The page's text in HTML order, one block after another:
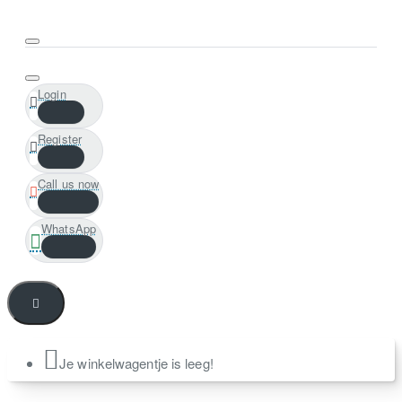
Login
Register
Call us now
WhatsApp
Je winkelwagentje is leeg!